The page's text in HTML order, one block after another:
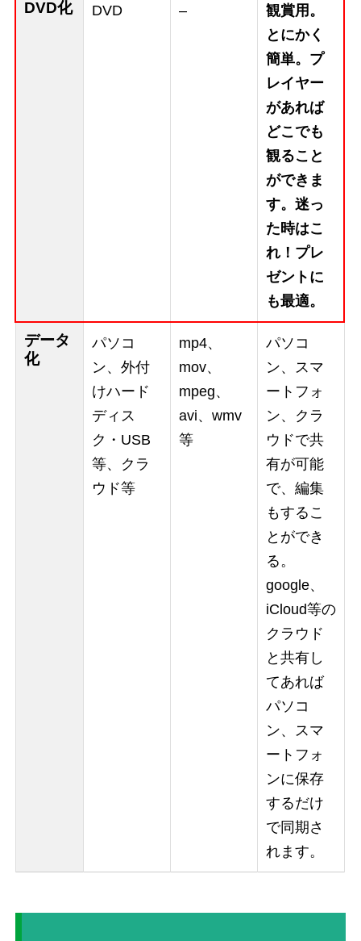
DVD化 DVD –
観賞用。
とにかく
簡単。プ
レイヤー
があれば
どこでも
観ること
ができま
す。迷っ
た時はこ
れ！プレ
ゼントに
も最適。
データ
化
パソコ
ン、外付
けハード
ディス
ク・USB
等、クラ
ウド等
mp4、
mov、
mpeg、
avi、wmv
等
パソコ
ン、スマ
ートフォ
ン、クラ
ウドで共
有が可能
で、編集
もするこ
とができ
る。
google、
iCloud等の
クラウド
と共有し
てあれば
パソコ
ン、スマ
ートフォ
ンに保存
するだけ
で同期さ
れます。